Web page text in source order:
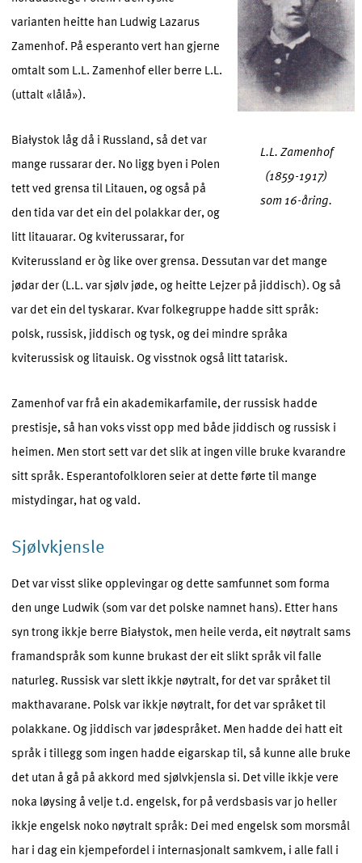
L.L. Zamenhof
(1859-1917)
som 16-åring.
varianten heitte han Ludwig Lazarus
Zamenhof. På esperanto vert han gjerne
omtalt som L.L. Zamenhof eller berre L.L.
(uttalt «lålå»).
Białystok låg då i Russland, så det var
mange russarar der. No ligg byen i Polen
tett ved grensa til Litauen, og også på
den tida var det ein del polakkar der, og
litt litauarar. Og kviterussarar, for
Kviterussland er òg like over grensa. Dessutan var det mange
jødar der (L.L. var sjølv jøde, og heitte Lejzer på jiddisch). Og så
var det ein del tyskarar. Kvar folkegruppe hadde sitt språk:
polsk, russisk, jiddisch og tysk, og dei mindre språka
kviterussisk og litauisk. Og visstnok også litt tatarisk.
Zamenhof var frå ein akademikarfamile, der russisk hadde
prestisje, så han voks visst opp med både jiddisch og russisk i
heimen. Men stort sett var det slik at ingen ville bruke kvarandre
sitt språk. Esperantofolkloren seier at dette førte til mange
mistydingar, hat og vald.
Sjølvkjensle
Det var visst slike opplevingar og dette samfunnet som forma
den unge Ludwik (som var det polske namnet hans). Etter hans
syn trong ikkje berre Białystok, men heile verda, eit nøytralt sams
framandspråk som kunne brukast der eit slikt språk vil falle
naturleg. Russisk var slett ikkje nøytralt, for det var språket til
makthavarane. Polsk var ikkje nøytralt, for det var språket til
polakkane. Og jiddisch var jødespråket. Men hadde dei hatt eit
språk i tillegg som ingen hadde eigarskap til, så kunne alle bruke
det utan å gå på akkord med sjølvkjensla si. Det ville ikkje vere
noka løysing å velje t.d. engelsk, for på verdsbasis var jo heller
ikkje engelsk noko nøytralt språk: Dei med engelsk som morsmål
har i dag ein kjempefordel i internasjonalt samkvem, i alle fall i